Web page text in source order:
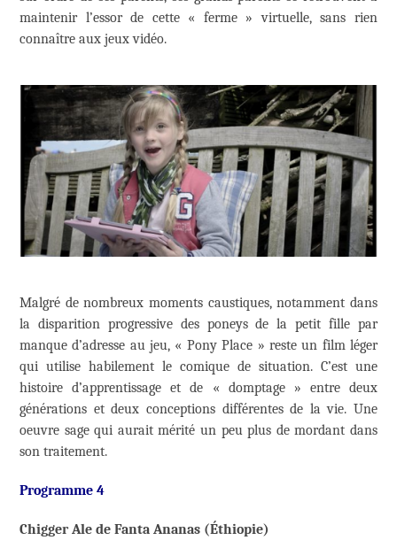
maintenir l’essor de cette « ferme » virtuelle, sans rien
connaître aux jeux vidéo.
Malgré de nombreux moments caustiques, notamment dans
la disparition progressive des poneys de la petit fille par
manque d’adresse au jeu, « Pony Place » reste un film léger
qui utilise habilement le comique de situation. C’est une
histoire d’apprentissage et de « domptage » entre deux
générations et deux conceptions différentes de la vie. Une
oeuvre sage qui aurait mérité un peu plus de mordant dans
son traitement.
Programme 4
Chigger Ale de Fanta Ananas (Éthiopie)